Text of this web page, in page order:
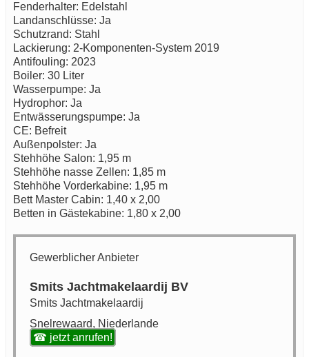
Fenderhalter: Edelstahl
Landanschlüsse: Ja
Schutzrand: Stahl
Lackierung: 2-Komponenten-System 2019
Antifouling: 2023
Boiler: 30 Liter
Wasserpumpe: Ja
Hydrophor: Ja
Entwässerungspumpe: Ja
CE: Befreit
Außenpolster: Ja
Stehhöhe Salon: 1,95 m
Stehhöhe nasse Zellen: 1,85 m
Stehhöhe Vorderkabine: 1,95 m
Bett Master Cabin: 1,40 x 2,00
Betten in Gästekabine: 1,80 x 2,00
Gewerblicher Anbieter
Smits Jachtmakelaardij BV
Smits Jachtmakelaardij
Snelrewaard, Niederlande
☎ jetzt anrufen!